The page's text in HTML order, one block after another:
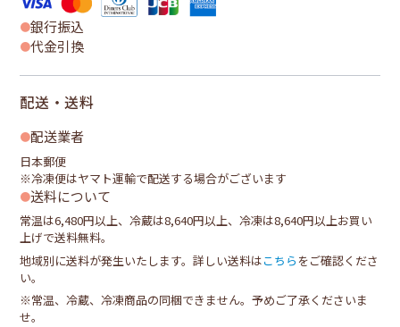
銀行振込
代金引換
配送・送料
配送業者
日本郵便
※冷凍便はヤマト運輸で配送する場合がございます
送料について
常温は6,480円以上、冷蔵は8,640円以上、冷凍は8,640円以上お買い
上げで送料無料。
地域別に送料が発生いたします。詳しい送料はこちら をご確認くださ
い。
※常温、冷蔵、冷凍商品の同梱できません。予めご了承くださいま
せ。